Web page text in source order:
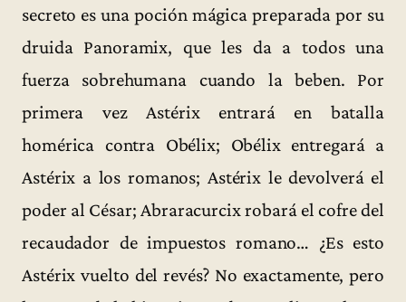
secreto es una poción mágica preparada por su
druida Panoramix, que les da a todos una
fuerza sobrehumana cuando la beben. Por
primera vez Astérix entrará en batalla
homérica contra Obélix; Obélix entregará a
Astérix a los romanos; Astérix le devolverá el
poder al César; Abraracurcix robará el cofre del
recaudador de impuestos romano… ¿Es esto
Astérix vuelto del revés? No exactamente, pero